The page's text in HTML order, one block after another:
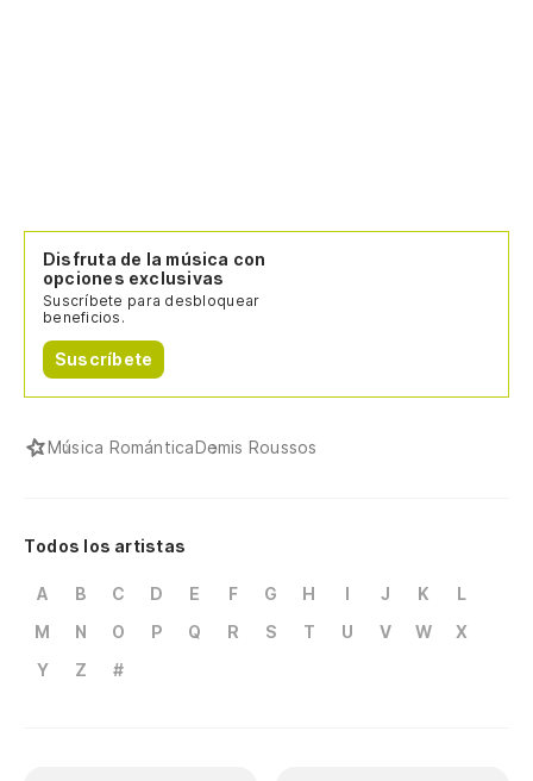
Disfruta de la música con
opciones exclusivas
Suscríbete para desbloquear
beneficios.
Suscríbete
Música RománticaDemis Roussos
Todos los artistas
A B C D E F G H I J K
L
M
N O P Q R S T U V W
X
Y
Z #